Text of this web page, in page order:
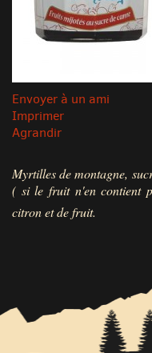
Envoyer à un ami
Imprimer
Agrandir
Myrtilles de montagne,
( si le fruit n'en contient
citron et de fruit.